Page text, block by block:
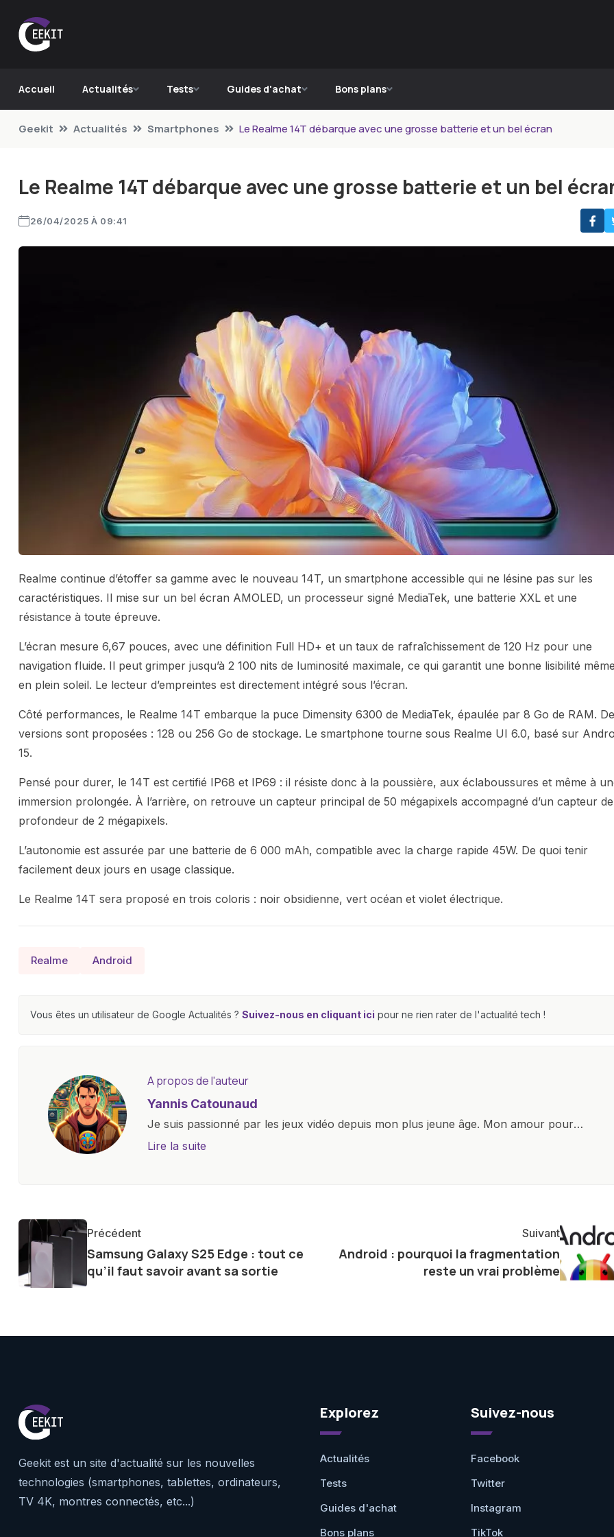
Accueil Actualités Tests Guides d'achat Bons plans
Geekit Actualités Smartphones Le Realme 14T débarque avec une grosse batterie et un bel écran
Le Realme 14T débarque avec une grosse batterie et un bel
26/04/2025 À 09:41
Realme continue d’étoffer sa gamme avec le nouveau 14T, un smartphone accessible qui ne lésine pas sur les
caractéristiques. Il mise sur un bel écran AMOLED, un processeur signé MediaTek, une batterie XXL et une
résistance à toute épreuve.
L’écran mesure 6,67 pouces, avec une définition Full HD+ et un taux de rafraîchissement de 120 Hz pour une
navigation fluide. Il peut grimper jusqu’à 2 100 nits de luminosité maximale, ce qui garantit une bonne lisibilité même
en plein soleil. Le lecteur d’empreintes est directement intégré sous l’écran.
Côté performances, le Realme 14T embarque la puce Dimensity 6300 de MediaTek, épaulée par 8 Go de RAM.
versions sont proposées : 128 ou 256 Go de stockage. Le smartphone tourne sous Realme UI 6.0, basé sur
15.
Pensé pour durer, le 14T est certifié IP68 et IP69 : il résiste donc à la poussière, aux éclaboussures et même à
immersion prolongée. À l’arrière, on retrouve un capteur principal de 50 mégapixels accompagné d’un capteur de
profondeur de 2 mégapixels.
L’autonomie est assurée par une batterie de 6 000 mAh, compatible avec la charge rapide 45W. De quoi tenir
facilement deux jours en usage classique.
Le Realme 14T sera proposé en trois coloris : noir obsidienne, vert océan et violet électrique.
Realme Android
Vous êtes un utilisateur de Google Actualités ? Suivez-nous en cliquant ici pour ne rien rater de l'actualité tech !
A propos de l'auteur
Yannis Catounaud
Je suis passionné par les jeux vidéo depuis mon plus jeune âge. Mon amour pour
l'univers numérique m'a conduit à explorer constamment les dernières avancées dans
de la technologie me permet de présenter aux lecteurs un aperçu captivant de ce que
le futur numérique nous réserve.
Lire la suite
Précédent
Samsung Galaxy S25 Edge : tout ce
qu’il faut savoir avant sa sortie
Suivant
Android : pourquoi la fragmentation
reste un vrai problème
Geekit est un site d'actualité sur les nouvelles
technologies (smartphones, tablettes, ordinateurs,
TV 4K, montres connectés, etc...)
Explorez
Actualités
Tests
Guides d'achat
Bons plans
Suivez-nous
Facebook
Twitter
Instagram
TikTok